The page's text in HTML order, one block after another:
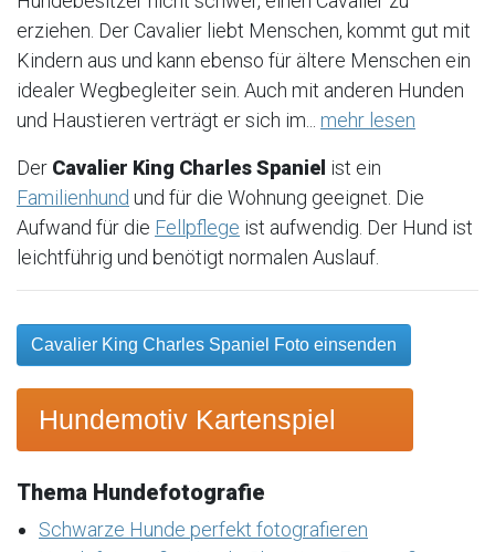
erziehen. Der Cavalier liebt Menschen, kommt gut mit
Kindern aus und kann ebenso für ältere Menschen ein
idealer Wegbegleiter sein. Auch mit anderen Hunden
und Haustieren verträgt er sich im... mehr lesen
Der Cavalier King Charles Spaniel ist ein
Familienhund und für die Wohnung geeignet. Die
Aufwand für die Fellpflege ist aufwendig. Der Hund ist
leichtführig und benötigt normalen Auslauf.
Cavalier King Charles Spaniel Foto einsenden
Hundemotiv Kartenspiel
Thema Hundefotografie
Schwarze Hunde perfekt fotografieren